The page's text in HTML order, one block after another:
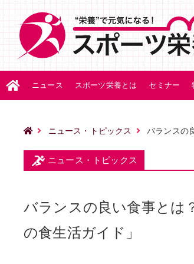
ニュース スポーツ栄養とは セミナー
ニュース・トピックス バランスの
ニュース・トピックス
バランスの良い食事とは
の食生活ガイド」